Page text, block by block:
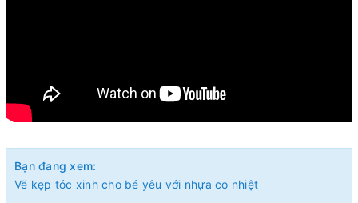
Bạn đang xem:
Vẽ kẹp tóc xinh cho bé yêu với nhựa co nhiệt